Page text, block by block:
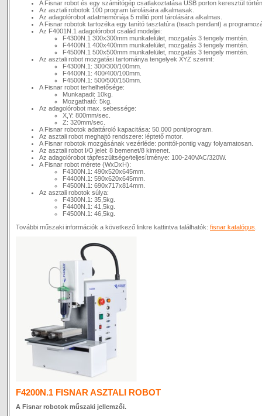
A Fisnar robot és egy számítógép csatlakoztatása USB porton keresztül
Az asztali robotok 100 program tárolására alkalmasak.
Az adagolórobot adatmemóriája 5 millió pont tárolására alkalmas.
A Fisnar robotok tartozéka egy tanító tasztatúra (teach pendant) a
Az F4001N.1 adagolórobot család modeljei:
F4300N.1 300x300mm munkafelület, mozgatás 3 tengely mentén.
F4400N.1 400x400mm munkafelület, mozgatás 3 tengely mentén.
F4500N.1 500x500mm munkafelület, mozgatás 3 tengely mentén.
Az asztali robot mozgatási tartománya tengelyek XYZ szerint:
F4300N.1: 300/300/100mm.
F4400N.1: 400/400/100mm.
F4500N.1: 500/500/150mm.
A Fisnar robot terhelhetősége:
Munkapadi: 10kg.
Mozgatható: 5kg.
Az adagolórobot max. sebessége:
X,Y: 800mm/sec.
Z: 320mm/sec.
A Fisnar robotok adattároló kapacitása: 50.000 pont/program.
Az asztali robot meghajtó rendszere: léptető motor.
A Fisnar robotok mozgásának vezérléde: ponttól-pontig vagy folyamatosan.
Az asztali robot I/O jelei: 8 bemenet/8 kimenet.
Az adagolórobot tápfeszültsége/teljesítménye: 100-240VAC/320W.
A Fisnar robot mérete (WxDxH):
F4300N.1: 490x520x645mm.
F4400N.1: 590x620x645mm.
F4500N.1: 690x717x814mm.
Az asztali robotok súlya:
F4300N.1: 35,5kg.
F4400N.1: 41,5kg.
F4500N.1: 46,5kg.
További műszaki információk a következő linkre kattintva találhatók: fisnar katalógus
F4200N.1 FISNAR ASZTALI ROBOT
A Fisnar robotok műszaki jellemzői.